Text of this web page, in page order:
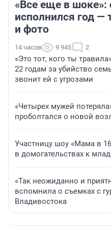
«Все еще в шоке»:
исполнился год —
и фото
14 часов 9 945 2
«Это тот, кого ты
22 годам за убийство
звонит ей с угрозами
«Четырех мужей
проболтался о новой
Участницу шоу «Мама в
в домогательствах к
«Так неожиданно и
вспомнила о съемках с
Владивостока